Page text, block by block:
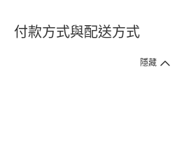
付款方式與配送方式
隱藏